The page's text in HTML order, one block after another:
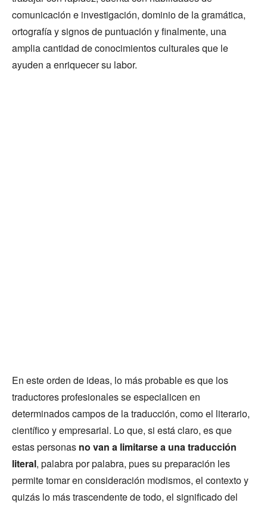
comunicación e investigación, dominio de la gramática,
ortografía y signos de puntuación y finalmente, una
amplia cantidad de conocimientos culturales que le
ayuden a enriquecer su labor.
En este orden de ideas, lo más probable es que los
traductores profesionales se especialicen en
determinados campos de la traducción, como el literario,
científico y empresarial. Lo que, si está claro, es que
estas personas no van a limitarse a una traducción
literal, palabra por palabra, pues su preparación les
permite tomar en consideración modismos, el contexto y
quizás lo más trascendente de todo, el significado del